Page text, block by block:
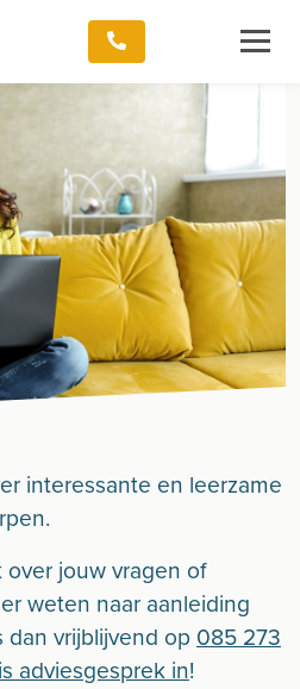
interessante en leerzame
jouw vragen of
weten naar aanleiding
vrijblijvend op 085 273
adviesgesprek in!